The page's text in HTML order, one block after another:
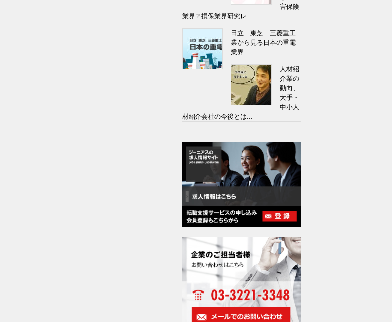
害保険
業界？損保業界研究レ...
日立 東芝 三菱重工
業から見る日本の重電
業界...
人材紹
介業の
動向、
大手・
中小人
材紹介会社の今後とは...